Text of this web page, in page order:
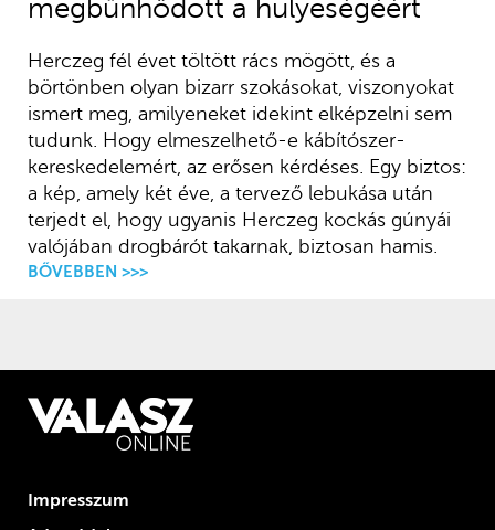
megbűnhődött a hülyeségéért
Herczeg fél évet töltött rács mögött, és a
börtönben olyan bizarr szokásokat, viszonyokat
ismert meg, amilyeneket idekint elképzelni sem
tudunk. Hogy elmeszelhető-e kábítószer-
kereskedelemért, az erősen kérdéses. Egy biztos:
a kép, amely két éve, a tervező lebukása után
terjedt el, hogy ugyanis Herczeg kockás gúnyái
valójában drogbárót takarnak, biztosan hamis.
BŐVEBBEN >>>
Impresszum